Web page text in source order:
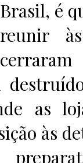
Brasil, é
reunir
as
às